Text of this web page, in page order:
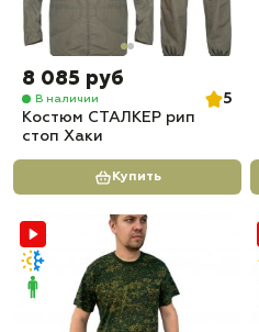
8 085 руб
В наличии
5
Костюм СТАЛКЕР рип
стоп Хаки
Купить